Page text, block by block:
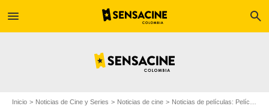
menu search
Inicio Noticias de Cine y Series Noticias de cine Noticias de películas: Película - ¿Sabías que...?